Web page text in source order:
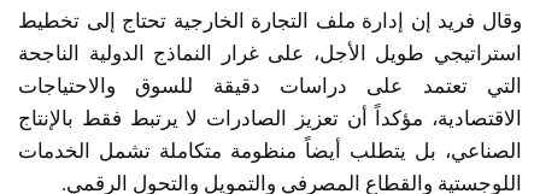
وقال فريد إن إدارة ملف التجارة الخارجية تحتاج إلى تخطيط
استراتيجي طويل الأجل، على غرار النماذج الدولية الناجحة
التي تعتمد على دراسات دقيقة للسوق والاحتياجات
الاقتصادية، مؤكداً أن تعزيز الصادرات لا يرتبط فقط بالإنتاج
الصناعي، بل يتطلب أيضاً منظومة متكاملة تشمل الخدمات
اللوجستية والقطاع المصرفي والتمويل والتحول الرقمي.